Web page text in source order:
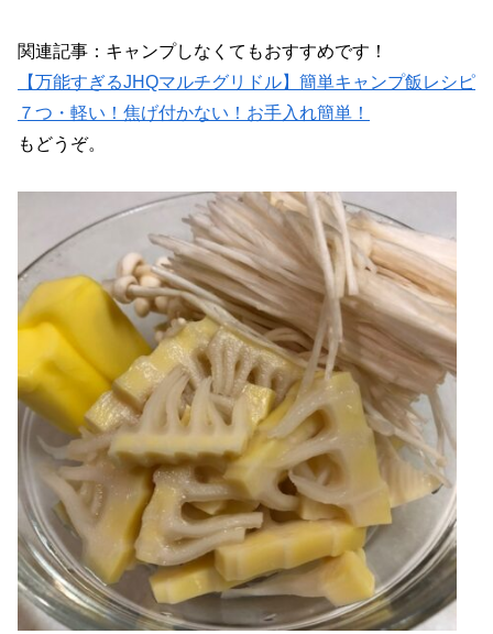
関連記事：キャンプしなくてもおすすめです！
【万能すぎるJHQマルチグリドル】簡単キャンプ飯レシピ
７つ・軽い！焦げ付かない！お手入れ簡単！
もどうぞ。